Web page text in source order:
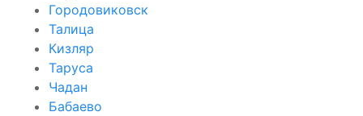
Городовиковск
Талица
Кизляр
Таруса
Чадан
Бабаево